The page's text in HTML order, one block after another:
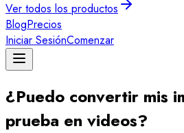
Ver todos los productos
BlogPrecios
Iniciar SesiónComenzar
¿Puedo convertir mis
prueba en videos?